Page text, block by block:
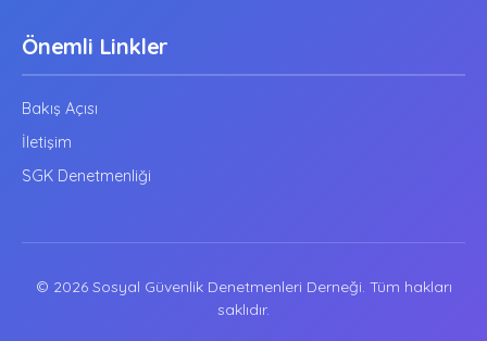
Önemli Linkler
Bakış Açısı
İletişim
SGK Denetmenliği
© 2026 Sosyal Güvenlik Denetmenleri Derneği. Tüm hakları
saklıdır.